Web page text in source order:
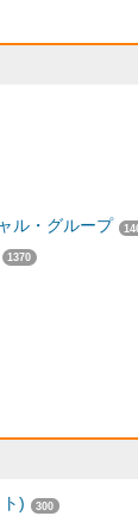
ル・グループ
1370
) 300